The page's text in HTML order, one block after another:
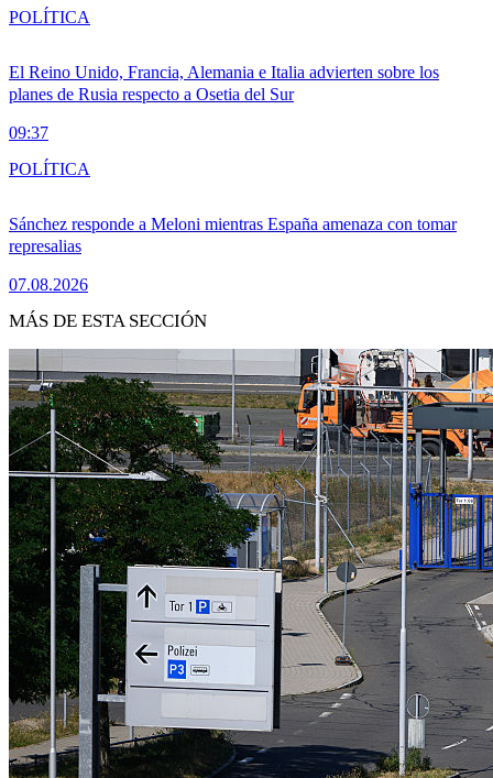
El Reino Unido, Francia, Alemania e Italia advierten sobre los
planes de Rusia respecto a Osetia del Sur
09:37
POLÍTICA
Sánchez responde a Meloni mientras España amenaza con tomar
represalias
07.08.2026
POLÍTICA
MÁS DE ESTA SECCIÓN